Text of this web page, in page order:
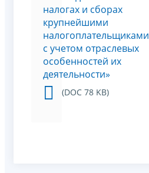
налогах и сборах
крупнейшими
налогоплательщиками
с учетом отраслевых
особенностей их
деятельности»
(DOC 78 KB)